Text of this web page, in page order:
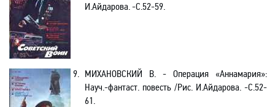
И.Айдарова. -С.52-59.
9. МИХАНОВСКИЙ В. - Операция «Аннамария»:
Науч.-фантаст. повесть /Рис. И.Айдарова. -С.52-
61.